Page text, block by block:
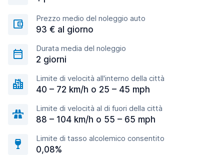
Prezzo medio del noleggio auto
93 € al giorno
Durata media del noleggio
2 giorni
Limite di velocità all'interno della città
40 – 72 km/h o 25 – 45 mph
Limite di velocità al di fuori della città
88 – 104 km/h o 55 – 65 mph
Limite di tasso alcolemico consentito
0,08%